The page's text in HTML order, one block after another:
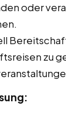
oder
zu